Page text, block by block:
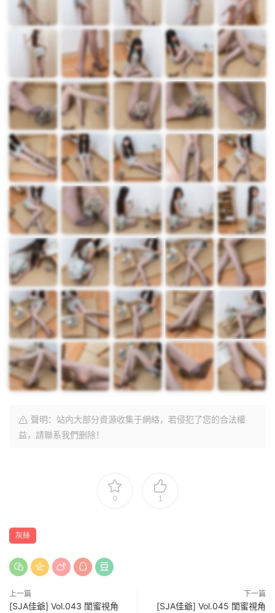
聲明：站内大部分資源收集于網絡，若侵犯了您的合法權
益，請聯系我們删除！
0 1
灰絲
上一篇
[SJA佳爺] Vol.043 閨蜜視角
下一篇
[SJA佳爺] Vol.045 閨蜜視角